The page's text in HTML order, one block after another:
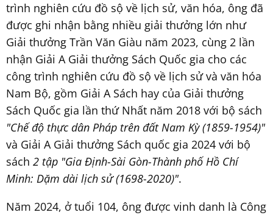
trình nghiên cứu đồ sộ về lịch sử, văn hóa, ông đã
được ghi nhận bằng nhiều giải thưởng lớn như
Giải thưởng Trần Văn Giàu năm 2023, cùng 2 lần
nhận Giải A Giải thưởng Sách Quốc gia cho các
công trình nghiên cứu đồ sộ về lịch sử và văn hóa
Nam Bộ, gồm Giải A Sách hay của Giải thưởng
Sách Quốc gia lần thứ Nhất năm 2018 với bộ sách
"Chế độ thực dân Pháp trên đất Nam Kỳ (1859-1954)"
và Giải A Giải thưởng Sách quốc gia 2024 với bộ
sách 2 tập "Gia Định-Sài Gòn-Thành phố Hồ Chí
Minh: Dặm dài lịch sử (1698-2020)".
Năm 2024, ở tuổi 104, ông được vinh danh là Công